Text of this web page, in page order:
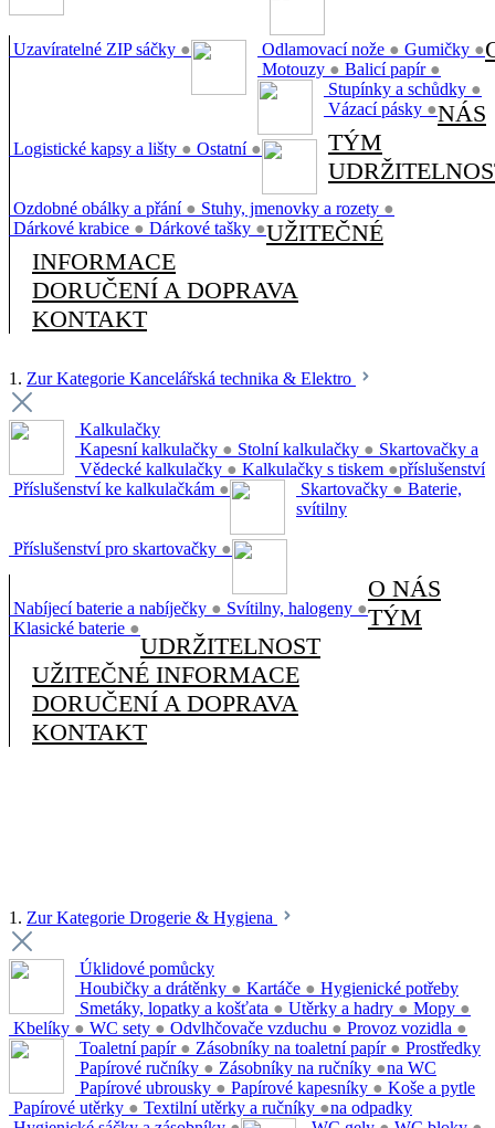
Uzavíratelné ZIP sáčky ● Odlamovací nože ● Gumičky ●
Motouzy ● Balicí papír ●
Stupínky a schůdky ●
Vázací pásky ●
Logistické kapsy a lišty ● Ostatní ●
Ozdobné obálky a přání ● Stuhy, jmenovky a rozety ●
Dárkové krabice ● Dárkové tašky ●
NÁS
TÝM
UŽITEČNÉ
INFORMACE
DORUČENÍ A DOPRAVA
KONTAKT
1. Zur Kategorie Kancelářská technika & Elektro
Kalkulačky
Kapesní kalkulačky ● Stolní kalkulačky ●
Vědecké kalkulačky ● Kalkulačky s tiskem ●
Příslušenství ke kalkulačkám ●
Skartovačky a
příslušenství
Skartovačky ●
Příslušenství pro skartovačky ●
Baterie,
svítilny
Nabíjecí baterie a nabíječky ● Svítilny, halogeny ●
Klasické baterie ●
O NÁS
TÝM
UDRŽITELNOST
UŽITEČNÉ INFORMACE
DORUČENÍ A DOPRAVA
KONTAKT
1. Zur Kategorie Drogerie & Hygiena
Úklidové pomůcky
Houbičky a drátěnky ● Kartáče ●
Smetáky, lopatky a košťata ● Utěrky a hadry ● Mopy ●
Kbelíky ● WC sety ● Odvlhčovače vzduchu ● Provoz vozidla ●
Hygienické potřeby
Toaletní papír ● Zásobníky na toaletní papír ●
Papírové ručníky ● Zásobníky na ručníky ●
Papírové ubrousky ● Papírové kapesníky ●
Papírové utěrky ● Textilní utěrky a ručníky ●
Prostředky
na WC
Koše a pytle
na odpadky